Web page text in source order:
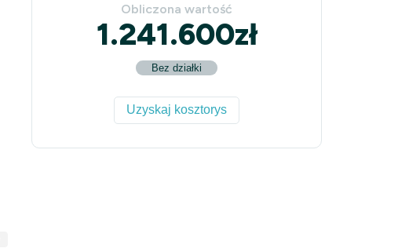
Obliczona wartość
1.241.600zł
Bez działki
Uzyskaj kosztorys